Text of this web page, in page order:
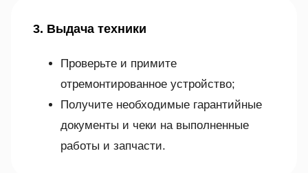
3. Выдача техники
Проверьте и примите
отремонтированное устройство;
Получите необходимые гарантийные
документы и чеки на выполненные
работы и запчасти.